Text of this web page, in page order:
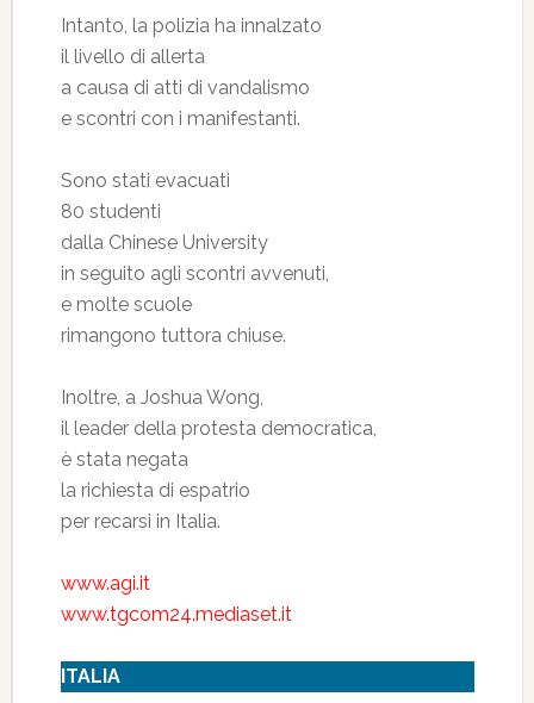
Intanto, la polizia ha innalzato
il livello di allerta
a causa di atti di vandalismo
e scontri con i manifestanti.
Sono stati evacuati
80 studenti
dalla Chinese University
in seguito agli scontri avvenuti,
e molte scuole
rimangono tuttora chiuse.
Inoltre, a Joshua Wong,
il leader della protesta democratica,
è stata negata
la richiesta di espatrio
per recarsi in Italia.
www.agi.it
www.tgcom24.mediaset.it
ITALIA